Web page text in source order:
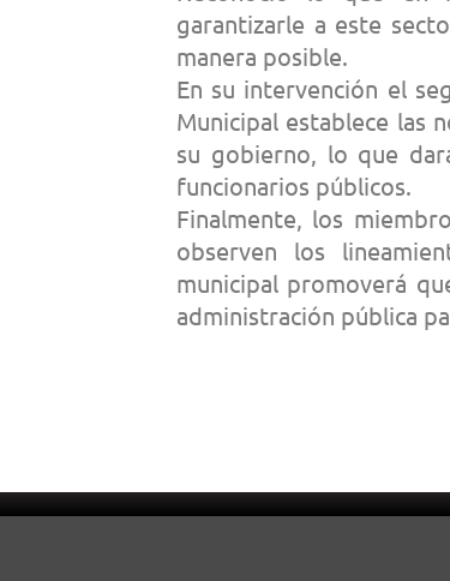
garantizarle a este
manera posible.
En su intervención el
Municipal establece las
su gobierno, lo que
funcionarios públicos.
Finalmente, los
observen los
municipal promoverá
administración pública